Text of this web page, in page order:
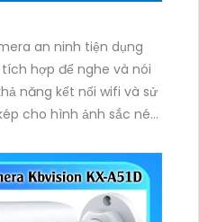
an ninh tiện dụng
hợp để nghe và nói
năng kết nối wifi và sử
cho hình ảnh sắc nét
hình ảnh chất lượng